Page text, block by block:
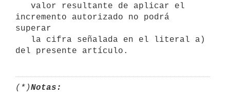
incremento autorizado no podrá
superar
(*)Notas: